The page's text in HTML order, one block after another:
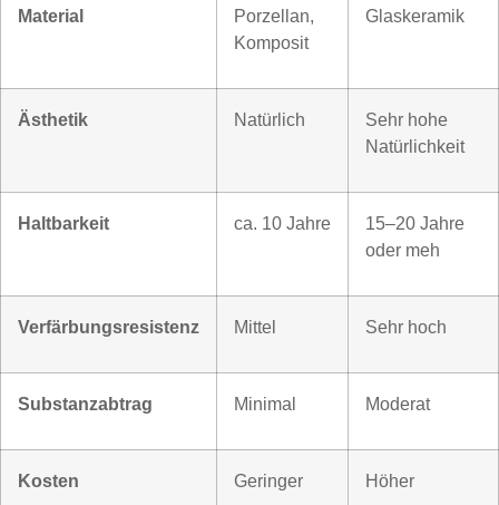
Material
Porzellan,
Komposit
Glaskeramik
Ästhetik Natürlich
Sehr hohe
Natürlichkeit
Haltbarkeit ca. 10 Jahre
15–20 Jahre
oder meh
Verfärbungsresistenz Mittel Sehr hoch
Substanzabtrag Minimal Moderat
Kosten Geringer Höher